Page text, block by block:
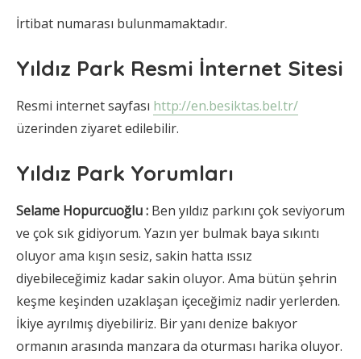
İrtibat numarası bulunmamaktadır.
Yıldız Park Resmi İnternet Sitesi
Resmi internet sayfası http://en.besiktas.bel.tr/
üzerinden ziyaret edilebilir.
Yıldız Park Yorumları
Selame Hopurcuoğlu : Ben yıldız parkını çok seviyorum
ve çok sık gidiyorum. Yazın yer bulmak baya sıkıntı
oluyor ama kışın sesiz, sakin hatta ıssız
diyebileceğimiz kadar sakin oluyor. Ama bütün şehrin
keşme keşinden uzaklaşan içeceğimiz nadir yerlerden.
İkiye ayrılmış diyebiliriz. Bir yanı denize bakıyor
ormanın arasında manzara da oturması harika oluyor.